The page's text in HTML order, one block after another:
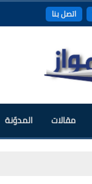
اتصل بنا
مقالات المدوّنة